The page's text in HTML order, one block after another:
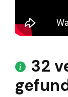
32